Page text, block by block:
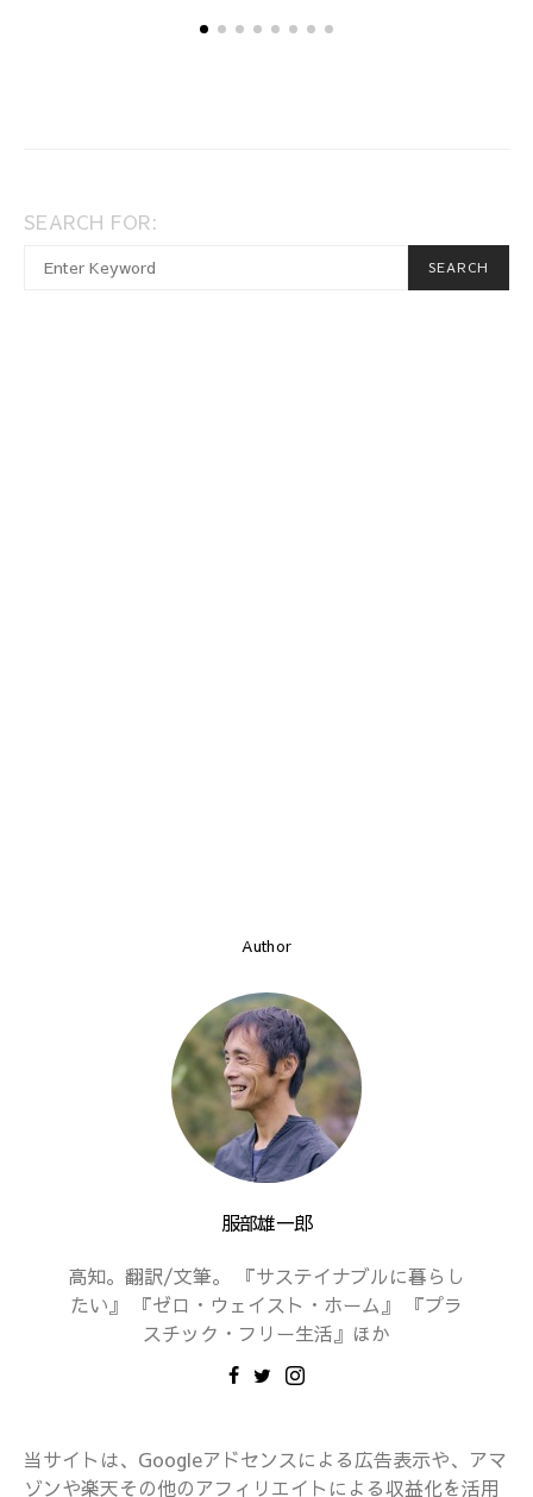
SEARCH FOR:
When autocomplete results are available use up and
SEARCH
Author
服部雄一郎
高知。翻訳/文筆。 『サステイナブルに暮らし
たい』 『ゼロ・ウェイスト・ホーム』 『プラ
スチック・フリー生活』ほか
当サイトは、Googleアドセンスによる広告表示や、アマ
ゾンや楽天その他のアフィリエイトによる収益化を活用